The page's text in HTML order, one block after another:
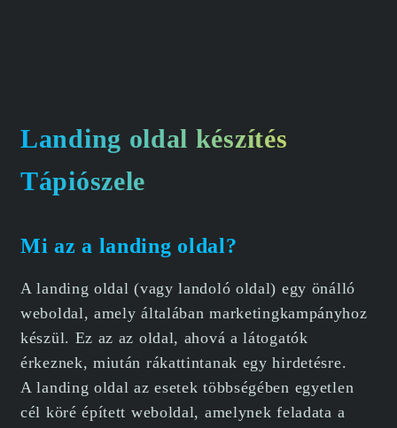
Landing oldal készítés
Tápiószele
Mi az a landing oldal?
A landing oldal (vagy landoló oldal) egy önálló
weboldal, amely általában marketingkampányhoz
készül. Ez az az oldal, ahová a látogatók
érkeznek, miután rákattintanak egy hirdetésre.
A landing oldal az esetek többségében egyetlen
cél köré épített weboldal, amelynek feladata a